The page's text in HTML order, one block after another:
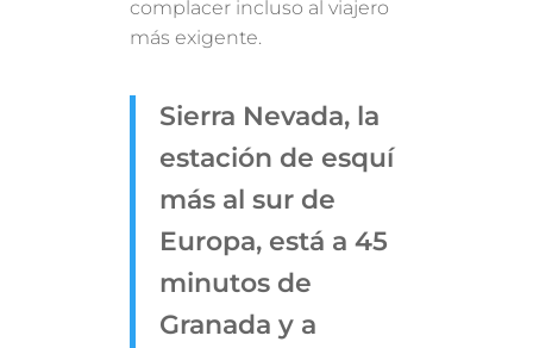
complacer incluso al viajero
más exigente.
Sierra Nevada, la
estación de esquí
más al sur de
Europa, está a 45
minutos de
Granada y a